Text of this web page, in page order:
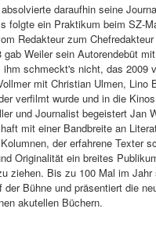
daraufhin seine
folgte ein Praktikum beim SZ-
Redakteur zum Chefredakteur
gab Weiler sein Autorendebüt
ihm schmeckt's nicht, das 2009
mit Christian Ulmen, Lino
verfilmt wurde und in die
und Journalist begeistert Jan
mit einer Bandbreite an
der erfahrene Texter
Originalität ein breites
ziehen. Bis zu 100 Mal im Jahr
der Bühne und präsentiert die
akutellen Büchern.